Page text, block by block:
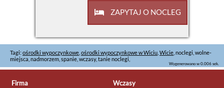
ZAPYTAJ O NOCLEG
Tagi: ośrodki wypoczynkowe ośrodki wypoczynkowe w Wiciu Wicie , noclegi, wolne-
miejsca, nadmorzem, spanie, wczasy, tanie noclegi,
Wygenerowano w 0.006 sek.
Firma
Wczasy